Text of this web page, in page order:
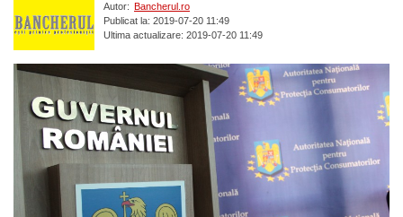
Autor: Bancherul.ro
Publicat la: 2019-07-20 11:49
Ultima actualizare: 2019-07-20 11:49